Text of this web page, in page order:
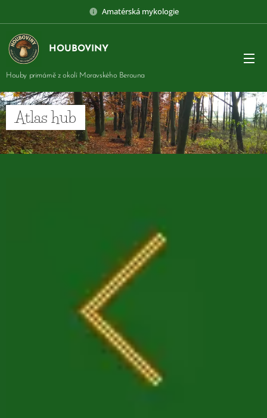
Amatérská mykologie
HOUBOVINY
Houby primárně z okolí Moravského Berouna
Atlas hub